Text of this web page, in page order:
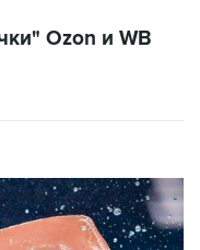
Ozon и WB